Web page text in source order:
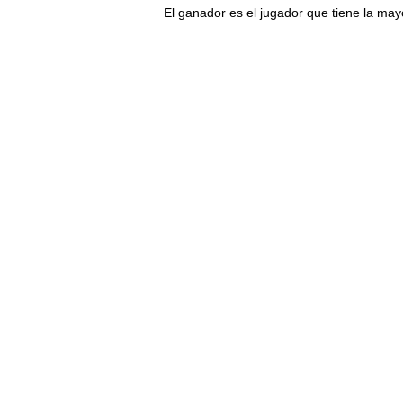
El ganador es el jugador que tiene la